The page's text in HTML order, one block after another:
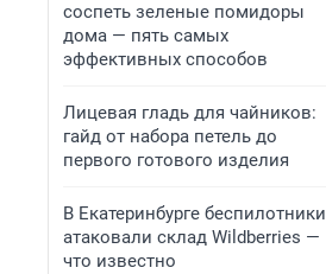
соспеть зеленые помидоры
дома — пять самых
эффективных способов
Лицевая гладь для чайников:
гайд от набора петель до
первого готового изделия
В Екатеринбурге беспилотники
атаковали склад Wildberries —
что известно